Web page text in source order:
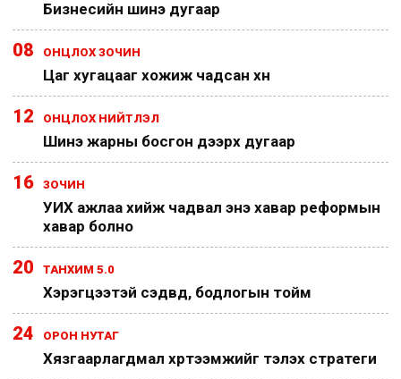
Бизнесийн шинэ дугаар
08 ОНЦЛОХ ЗОЧИН
Цаг хугацааг хожиж чадсан хүн
12 ОНЦЛОХ НИЙТЛЭЛ
Шинэ жарны босгон дээрх дугаар
16 ЗОЧИН
УИХ ажлаа хийж чадвал энэ хавар реформын
хавар болно
20 ТАНХИМ 5.0
Хэрэгцээтэй сэдвүүд, бодлогын тойм
24 ОРОН НУТАГ
Хязгаарлагдмал хүртээмжийг тэлэх стратеги